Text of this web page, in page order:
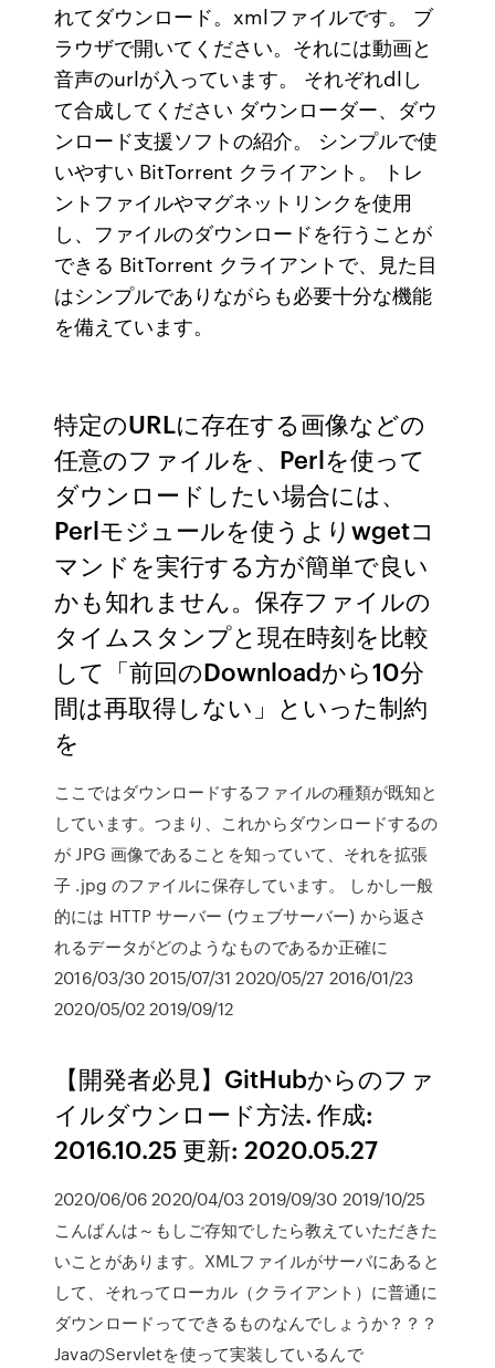
れてダウンロード。xmlファイルです。 ブ
ラウザで開いてください。それには動画と
音声のurlが入っています。 それぞれdlし
て合成してください ダウンローダー、ダウ
ンロード支援ソフトの紹介。 シンプルで使
いやすい BitTorrent クライアント。 トレ
ントファイルやマグネットリンクを使用
し、ファイルのダウンロードを行うことが
できる BitTorrent クライアントで、見た目
はシンプルでありながらも必要十分な機能
を備えています。
特定のURLに存在する画像などの
任意のファイルを、Perlを使って
ダウンロードしたい場合には、
Perlモジュールを使うよりwgetコ
マンドを実行する方が簡単で良い
かも知れません。保存ファイルの
タイムスタンプと現在時刻を比較
して「前回のDownloadから10分
間は再取得しない」といった制約
を
ここではダウンロードするファイルの種類が既知と
しています。つまり、これからダウンロードするの
が JPG 画像であることを知っていて、それを拡張
子 .jpg のファイルに保存しています。 しかし一般
的には HTTP サーバー (ウェブサーバー) から返さ
れるデータがどのようなものであるか正確に
2016/03/30 2015/07/31 2020/05/27 2016/01/23
2020/05/02 2019/09/12
【開発者必見】GitHubからのファ
イルダウンロード方法. 作成:
2016.10.25 更新: 2020.05.27
2020/06/06 2020/04/03 2019/09/30 2019/10/25
こんばんは～もしご存知でしたら教えていただきた
いことがあります。XMLファイルがサーバにあると
して、それってローカル（クライアント）に普通に
ダウンロードってできるものなんでしょうか？？？
JavaのServletを使って実装しているんで